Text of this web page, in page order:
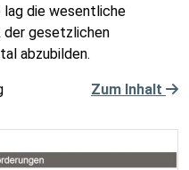
die wesentliche
der gesetzlichen
abzubilden.
Zum Inhalt